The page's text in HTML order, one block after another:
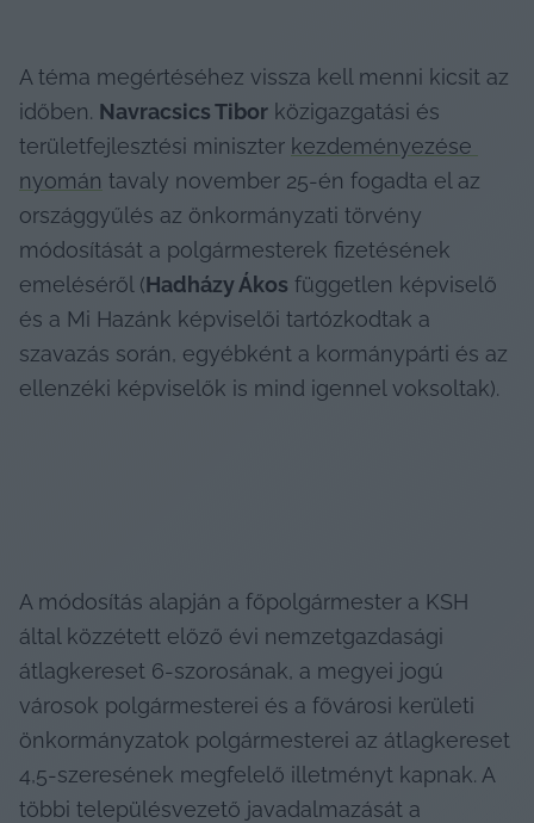
A téma megértéséhez vissza kell menni kicsit az
időben. Navracsics Tibor közigazgatási és
területfejlesztési miniszter kezdeményezése
nyomán tavaly november 25-én fogadta el az
országgyűlés az önkormányzati törvény
módosítását a polgármesterek fizetésének
emeléséről (Hadházy Ákos független képviselő
és a Mi Hazánk képviselői tartózkodtak a
szavazás során, egyébként a kormánypárti és az
ellenzéki képviselők is mind igennel voksoltak).
A módosítás alapján a főpolgármester a KSH
által közzétett előző évi nemzetgazdasági
átlagkereset 6-szorosának, a megyei jogú
városok polgármesterei és a fővárosi kerületi
önkormányzatok polgármesterei az átlagkereset
4,5-szeresének megfelelő illetményt kapnak. A
többi településvezető javadalmazását a